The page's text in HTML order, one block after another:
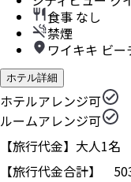
食事 なし
禁煙
ワイキキ ビ
ホテル詳細
ホテルアレンジ可
ルームアレンジ可
【旅行代金】大人1名
【旅行代金合計】